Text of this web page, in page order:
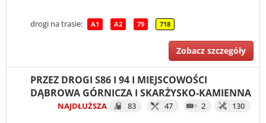
drogi na trasie: A1 A2 79 718
Zobacz szczegóły
PRZEZ DROGI S86 I 94 I MIEJSCOWOŚCI
DĄBROWA GÓRNICZA I SKARŻYSKO-KAMIENNA
NAJDŁUŻSZA 83 47 2 130